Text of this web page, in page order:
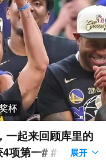
一起来回顾库里的
项第一# #金秋观
展开